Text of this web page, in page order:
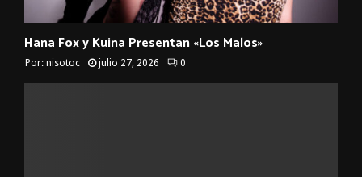
Hana Fox y Kuina Presentan «Los Malos»
Por: nisotoc julio 27, 2026 0